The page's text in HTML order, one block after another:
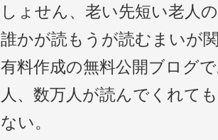
しょせん、老い先短い老人
誰かが読もうが読むまいが
有料作成の無料公開ブログ
人、数万人が読んでくれて
ない。